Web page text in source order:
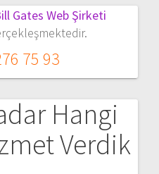
Gates Web Şirketi
75 93
Hangi
Verdik